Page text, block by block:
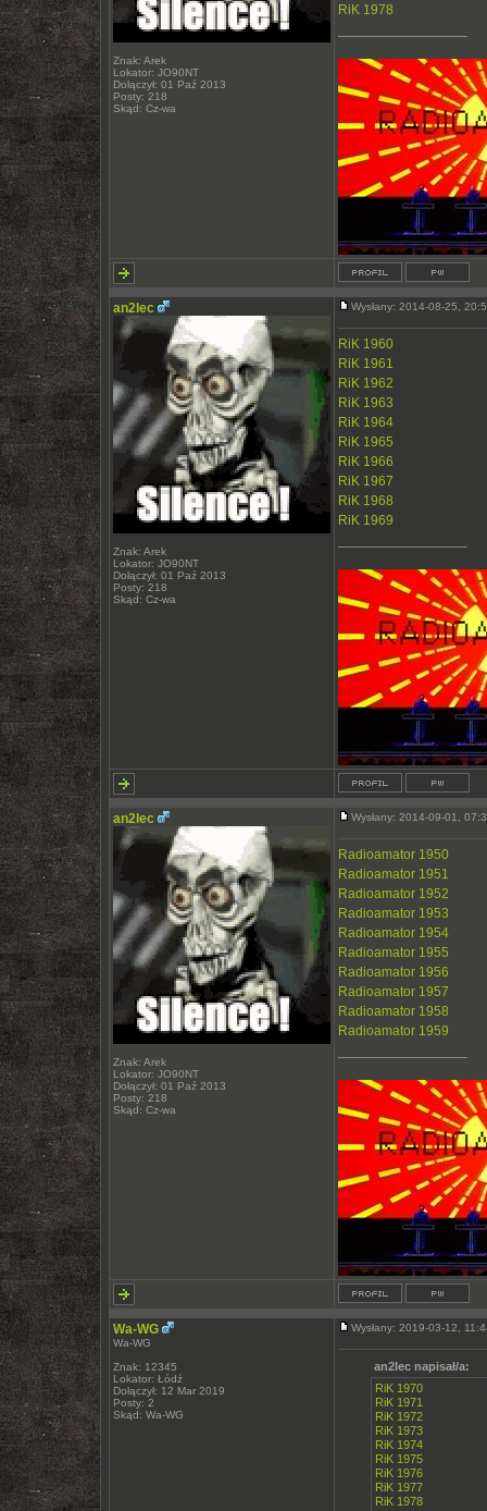
Znak: Arek
Lokator: JO90NT
Dołączył: 01 Paź 2013
Posty: 218
Skąd: Cz-wa
RiK 1978
an2lec
Znak: Arek
Lokator: JO90NT
Dołączył: 01 Paź 2013
Posty: 218
Skąd: Cz-wa
Wysłany: 2014-08-25,
RiK 1960
RiK 1961
RiK 1962
RiK 1963
RiK 1964
RiK 1965
RiK 1966
RiK 1967
RiK 1968
RiK 1969
an2lec
Znak: Arek
Lokator: JO90NT
Dołączył: 01 Paź 2013
Posty: 218
Skąd: Cz-wa
Wysłany: 2014-09-01,
Radioamator 1950
Radioamator 1951
Radioamator 1952
Radioamator 1953
Radioamator 1954
Radioamator 1955
Radioamator 1956
Radioamator 1957
Radioamator 1958
Radioamator 1959
Wa-WG
Wa-WG
Znak: 12345
Lokator: Łódź
Dołączył: 12 Mar 2019
Posty: 2
Skąd: Wa-WG
Wysłany: 2019-03-12,
an2lec napisał/a:
RiK 1970
RiK 1971
RiK 1972
RiK 1973
RiK 1974
RiK 1975
RiK 1976
RiK 1977
RiK 1978